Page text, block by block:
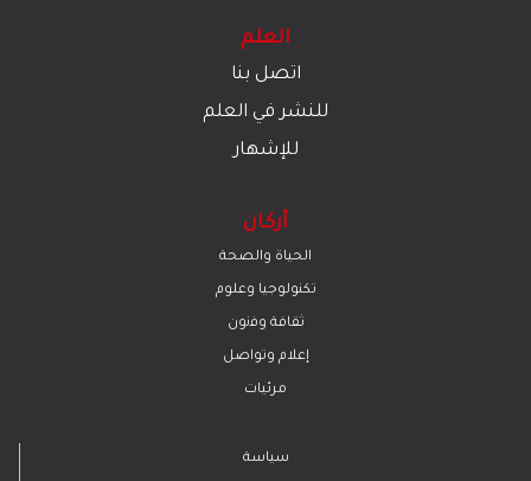
العلم
اتصل بنا
للنشر في العلم
للإشهار
أركان
الحياة والصحة
تكنولوجيا وعلوم
ﺛﻘﺎﻓﺔ وﻓﻧون
إعلام وتواصل
مرئيات
سياسة